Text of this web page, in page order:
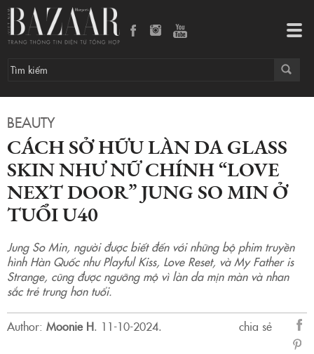
BEAUTY
CÁCH SỞ HỮU LÀN DA GLASS
SKIN NHƯ NỮ CHÍNH “LOVE
NEXT DOOR” JUNG SO MIN Ở
TUỔI U40
Jung So Min, người được biết đến với những bộ phim truyền
hình Hàn Quốc như Playful Kiss, Love Reset, và My Father is
Strange, cũng được ngưỡng mộ vì làn da mịn màn và nhan
sắc trẻ trung hơn tuổi.
Author: Moonie H. 11-10-2024.
chia sẻ
sẻ